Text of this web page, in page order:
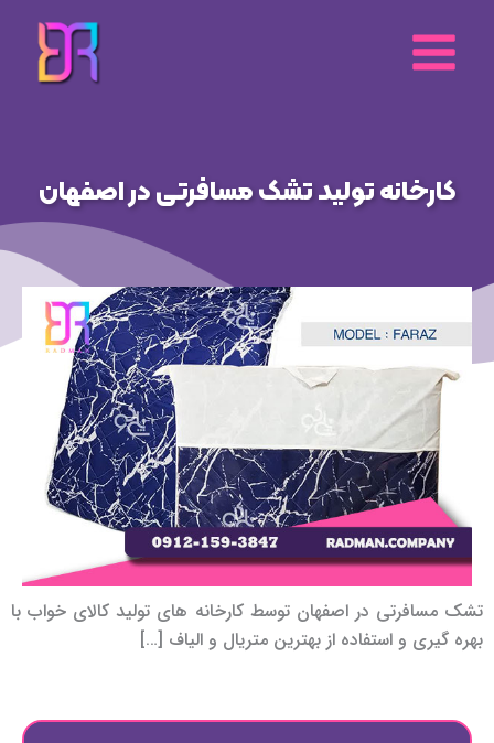
محتوا
کارخانه تولید تشک مسافرتی در اصفهان
تشک مسافرتی در اصفهان توسط کارخانه های تولید کالای خواب با
بهره گیری و استفاده از بهترین متریال و الیاف […]